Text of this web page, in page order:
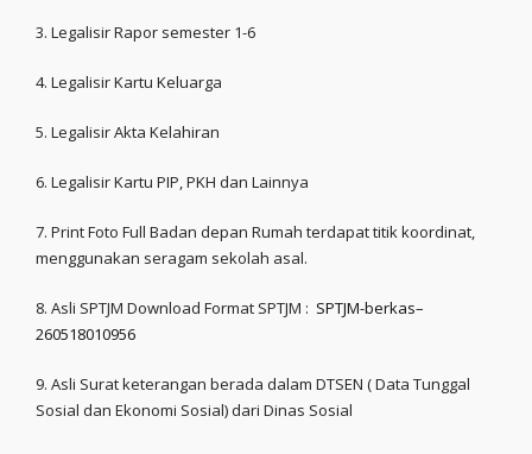
3. Legalisir Rapor semester 1-6
4. Legalisir Kartu Keluarga
5. Legalisir Akta Kelahiran
6. Legalisir Kartu PIP, PKH dan Lainnya
7. Print Foto Full Badan depan Rumah terdapat titik koordinat,
menggunakan seragam sekolah asal.
8. Asli SPTJM Download Format SPTJM : SPTJM-berkas–
260518010956
9. Asli Surat keterangan berada dalam DTSEN ( Data Tunggal
Sosial dan Ekonomi Sosial) dari Dinas Sosial